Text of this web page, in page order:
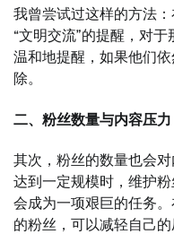
我曾尝试过这样的方法
“文明交流”的提醒，对
温和地提醒，如果他们
除。
二、粉丝数量与内容压力
其次，粉丝的数量也会
达到一定规模时，维护
会成为一项艰巨的任务
的粉丝，可以减轻自己的